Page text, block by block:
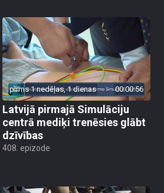
pirms 1 nedēļas, 1 dienas 00:00:56
Latvijā pirmajā Simulāciju
centrā mediķi trenēsies glābt
dzīvības
408. epizode